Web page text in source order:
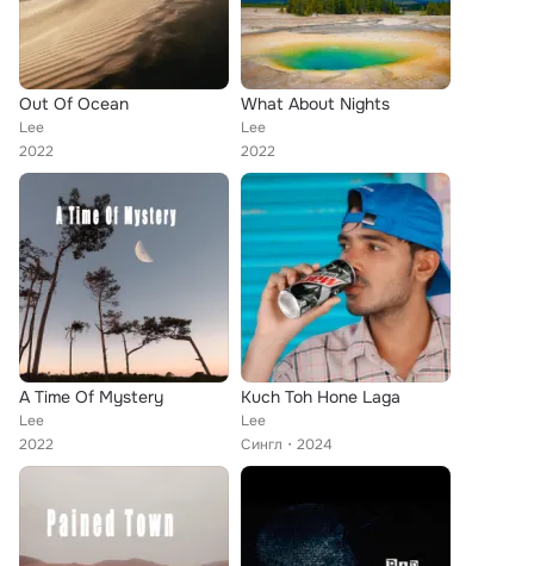
Out Of Ocean
Lee
2022
What About Nights
Lee
2022
A Time Of Mystery
Lee
2022
Kuch Toh Hone Laga
Lee
Сингл
2024